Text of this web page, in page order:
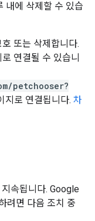
내에 삭제할 수 있습
또는 삭제합니다.
연결될 수 있습니
petchooser?
지로 연결됩니다. 차
속됩니다. Google
려면 다음 조치 중